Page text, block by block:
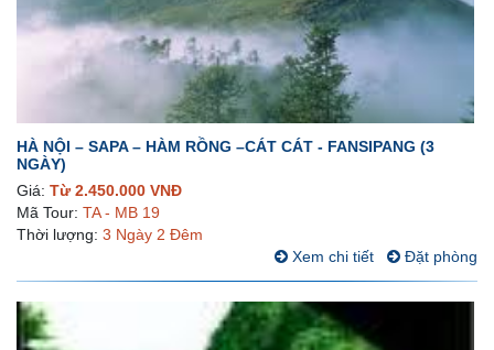
HÀ NỘI – SAPA – HÀM RỒNG –CÁT CÁT - FANSIPANG (3
NGÀY)
Giá: Từ 2.450.000 VNĐ
Mã Tour: TA - MB 19
Thời lượng: 3 Ngày 2 Đêm
Xem chi tiết
Đặt phòng